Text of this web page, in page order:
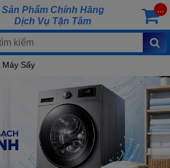
Sản Phẩm Chính Hãng
Dịch Vụ Tận Tâm
...
Máy Sấy